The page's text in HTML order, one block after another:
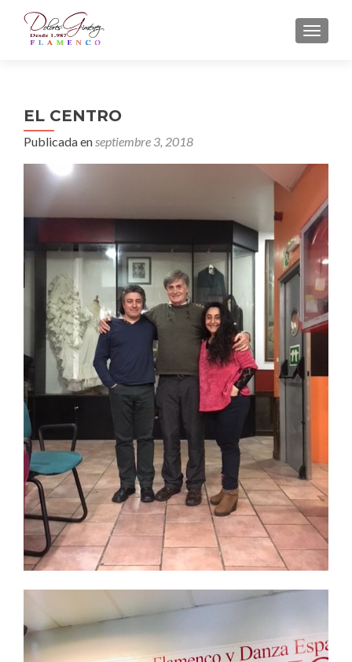
EL CENTRO
Publicada enseptiembre 3, 2018